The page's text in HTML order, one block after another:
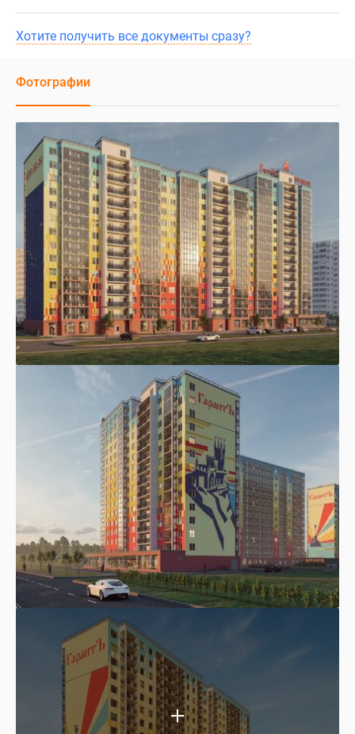
Хотите получить все документы сразу?
Фотографии